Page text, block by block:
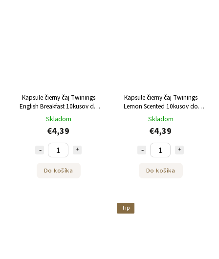
Kapsule čierny čaj Twinings
English Breakfast 10kusov do
Tchibo Cafissimo
Skladom
€4,39
Do košíka
Kapsule čierny čaj Twinings
Lemon Scented 10kusov do
Tchibo Cafissimo
Skladom
€4,39
Do košíka
Tip